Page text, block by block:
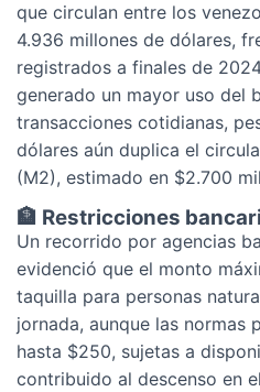
que circulan entre los
4.936 millones de dólares,
registrados a finales de
generado un mayor uso del
transacciones cotidianas,
dólares aún duplica el
(M2), estimado en $2.700
🏦 Restricciones
Un recorrido por agencias
evidenció que el monto
taquilla para personas
jornada, aunque las normas
hasta $250, sujetas a
contribuido al descenso en